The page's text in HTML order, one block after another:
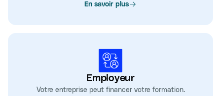
En savoir plus
Employeur
Votre entreprise peut financer votre formation.